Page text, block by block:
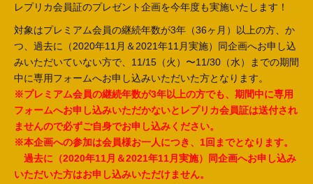
レプリカ会員証のプレゼント企画を今年度も実施いたします！
対象はプレミアム会員の継続年数が3年（36ヶ月）以上の方、か
つ、過去に（2020年11月＆2021年11月実施）同企画へお申し込
みいただいていない方で、11/15（火）〜11/30（水）までの期間
中に専用フォームへお申し込みいただいた方となります。
※プレミアム会員の継続年数が3年以上の方でも、期間中に専用
フォームへお申し込みいただかないとレプリカ会員証は送付され
ませんので必ずご自身でお申し込みください。
※本企画への参加は会員様お一人につき、1回までとなります。
過去に（2020年11月＆2021年11月実施）同企画へお申し込み
いただいた方はお申し込みいただけません。